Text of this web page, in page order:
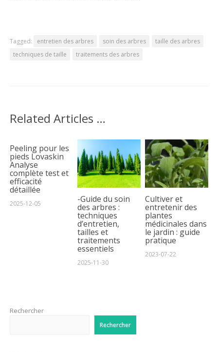
Tagged: entretien des arbres soin des arbres
taille des arbres
techniques de taille
traitements des arbres
Related Articles …
Peeling pour les
pieds Lovaskin
Analyse
complète test et
efficacité
détaillée
2025-12-05 -Guide du soin
des arbres :
techniques
d’entretien,
tailles et
traitements
essentiels
2025-11-30
Cultiver et
entretenir des
plantes
médicinales dans
le jardin : guide
pratique
2023-07-22
Rechercher
Rechercher